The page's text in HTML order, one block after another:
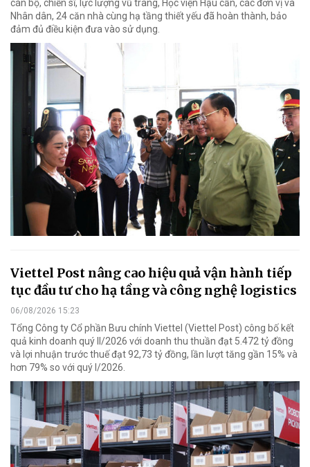
cán bộ, chiến sĩ, lực lượng vũ trang, Học viện Hậu cần, các đơn vị và
Nhân dân, 24 căn nhà cùng hạ tầng thiết yếu đã hoàn thành, bảo
đảm đủ điều kiện đưa vào sử dụng.
Viettel Post nâng cao hiệu quả vận hành tiếp
tục đầu tư cho hạ tầng và công nghệ logistics
06/08/2026 15:23
Tổng Công ty Cổ phần Bưu chính Viettel (Viettel Post) công bố kết
quả kinh doanh quý II/2026 với doanh thu thuần đạt 5.472 tỷ đồng
và lợi nhuận trước thuế đạt 92,73 tỷ đồng, lần lượt tăng gần 15% và
hơn 79% so với quý I/2026.